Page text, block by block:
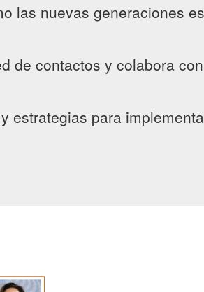
las nuevas generaciones
de contactos y colabora
estrategias para